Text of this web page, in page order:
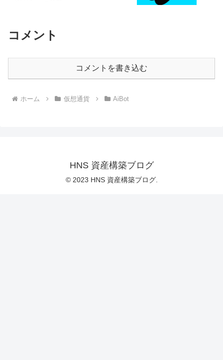
コメント
コメントを書き込む
ホーム 仮想通貨 AiBot
HNS 資産構築ブログ
© 2023 HNS 資産構築ブログ.